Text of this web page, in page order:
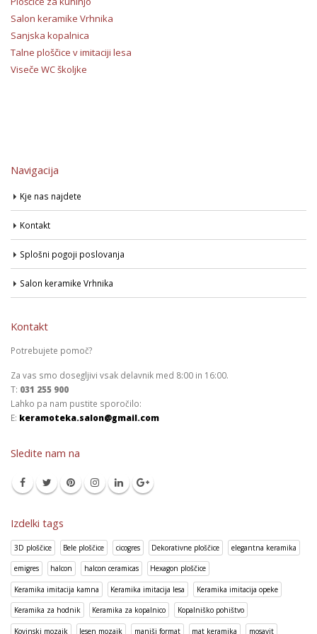
Salon keramike Vrhnika
Sanjska kopalnica
Talne ploščice v imitaciji lesa
Viseče WC školjke
Navigacija
Kje nas najdete
Kontakt
Splošni pogoji poslovanja
Salon keramike Vrhnika
Kontakt
Potrebujete pomoč?
Za vas smo dosegljivi vsak delavnik med 8:00 in 16:00.
T: 031 255 900
Lahko pa nam pustite sporočilo:
E: keramoteka.salon@gmail.com
Sledite nam na
Izdelki tags
3D ploščice Bele ploščice cicogres Dekorativne ploščice elegantna keramika
emigres halcon halcon ceramicas Hexagon ploščice
Keramika imitacija kamna Keramika imitacija lesa Keramika imitacija opeke
Keramika za hodnik Keramika za kopalnico Kopalniško pohištvo
Kovinski mozaik lesen mozaik manjši format mat keramika mosavit